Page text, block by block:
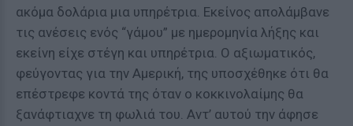
ακόμα δολάρια μια υπηρέτρια. Εκείνος απολάμβανε
τις ανέσεις ενός “γάμου” με ημερομηνία λήξης και
εκείνη είχε στέγη και υπηρέτρια. Ο αξιωματικός,
φεύγοντας για την Αμερική, της υποσχέθηκε ότι θα
επέστρεφε κοντά της όταν ο κοκκινολαίμης θα
ξανάφτιαχνε τη φωλιά του. Αντ’ αυτού την άφησε